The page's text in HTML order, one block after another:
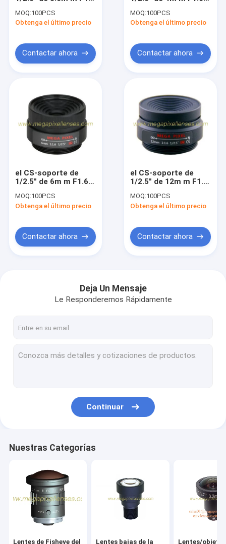
Factory Tour
Lentes/objetivos grandes angulares del tablero del
Lentes de cámara automotrices
Mini Video Camera Lenses (M2.1-M9)
lente focal de la
prima del megapíxel
MOQ:100PCS
Obtenga el último precio
Contactar ahora
lente focal de la
prima del megapíxel
MOQ:100PCS
Obtenga el último precio
Contactar ahora
el CS-soporte de
1/2.5" de 6m m F1.6
lente focal de la
prima del megapíxel
MOQ:100PCS
Obtenga el último precio
Contactar ahora
el CS-soporte de
1/2.5" de 12m m F1.6
lente focal de la
prima del megapíxel
MOQ:100PCS
Obtenga el último precio
Contactar ahora
Deja Un Mensaje
Le Responderemos Rápidamente
Continuar
Nuestras Categorías
Lentes de Fisheye del Lentes bajas de la Lentes/